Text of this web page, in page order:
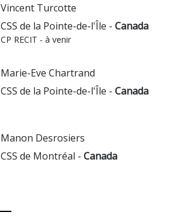
Vincent Turcotte
CSS de la Pointe-de-l'Île - Canada
CP RECIT - à venir
Marie-Eve Chartrand
CSS de la Pointe-de-l'Île - Canada
Manon Desrosiers
CSS de Montréal - Canada